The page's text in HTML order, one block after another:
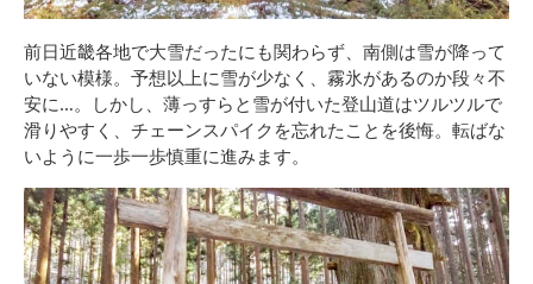
前日近畿各地で大雪だったにも関わらず、南側は雪が降って
いない模様。予想以上に雪が少なく、霧氷があるのか段々不
安に…。しかし、薄っすらと雪が付いた登山道はツルツルで
滑りやすく、チェーンスパイクを忘れたことを後悔。転ばな
いように一歩一歩慎重に進みます。